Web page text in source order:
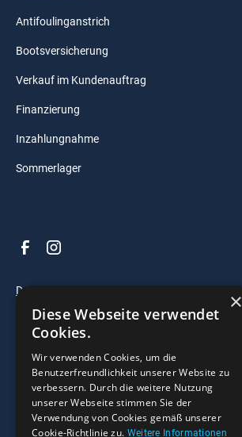
Antifoulinganstrich
Bootsversicherung
Verkauf im Kundenauftrag
Finanzierung
Inzahlungnahme
Sommerlager
© 2025 Razzo Bootscenter. All right reserved.
Datenschutz
Impressum
Widerrufsrecht
×
Diese Webseite verwendet
Cookies.
Wir verwenden Cookies, um die
Benutzerfreundlichkeit unserer Website zu
verbessern. Durch die weitere Nutzung
unserer Webseite stimmen Sie der
Verwendung von Cookies gemäß unserer
Cookie-Richtlinie zu. Weitere Informationen